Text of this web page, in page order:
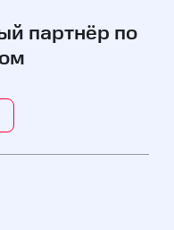
партнёр по